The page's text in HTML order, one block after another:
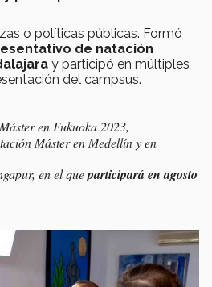
o políticas públicas. Formó
de natación
y participó en múltiples
del campsus.
Máster en Fukuoka 2023,
Máster en Medellín y en
en el queparticipará en agosto